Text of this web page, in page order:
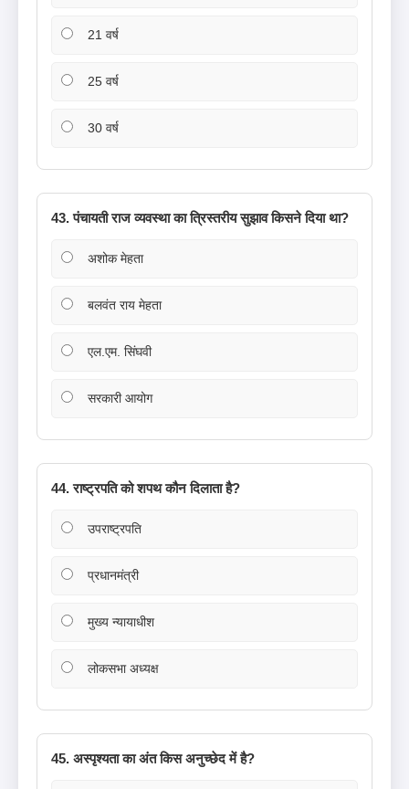
21 वर्ष
25 वर्ष
30 वर्ष
43. पंचायती राज व्यवस्था का त्रिस्तरीय सुझाव किसने दिया था?
अशोक मेहता
बलवंत राय मेहता
एल.एम. सिंघवी
सरकारी आयोग
44. राष्ट्रपति को शपथ कौन दिलाता है?
उपराष्ट्रपति
प्रधानमंत्री
मुख्य न्यायाधीश
लोकसभा अध्यक्ष
45. अस्पृश्यता का अंत किस अनुच्छेद में है?